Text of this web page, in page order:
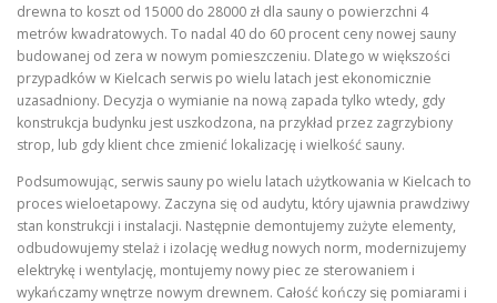
drewna to koszt od 15000 do 28000 zł dla sauny o powierzchni 4
metrów kwadratowych. To nadal 40 do 60 procent ceny nowej sauny
budowanej od zera w nowym pomieszczeniu. Dlatego w większości
przypadków w Kielcach serwis po wielu latach jest ekonomicznie
uzasadniony. Decyzja o wymianie na nową zapada tylko wtedy, gdy
konstrukcja budynku jest uszkodzona, na przykład przez zagrzybiony
strop, lub gdy klient chce zmienić lokalizację i wielkość sauny.
Podsumowując, serwis sauny po wielu latach użytkowania w Kielcach to
proces wieloetapowy. Zaczyna się od audytu, który ujawnia prawdziwy
stan konstrukcji i instalacji. Następnie demontujemy zużyte elementy,
odbudowujemy stelaż i izolację według nowych norm, modernizujemy
elektrykę i wentylację, montujemy nowy piec ze sterowaniem i
wykańczamy wnętrze nowym drewnem. Całość kończy się pomiarami i